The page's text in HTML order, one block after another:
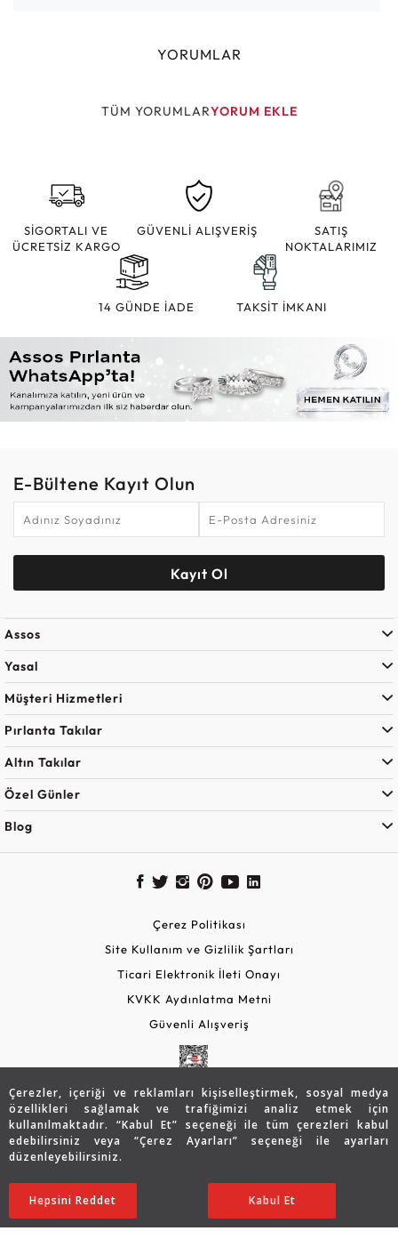
Çerezler, içeriği ve reklamları kişiselleştirmek, sosyal medya
özellikleri sağlamak ve trafiğimizi analiz etmek için
kullanılmaktadır. “Kabul Et” seçeneği ile tüm çerezleri kabul
edebilirsiniz veya “Çerez Ayarları” seçeneği ile ayarları
düzenleyebilirsiniz.
Ayarları Düzenle
Hepsini Reddet Kabul Et
27.213 TL
21.743TL SATIN ALIN
YORUMLAR
TÜM YORUMLARYORUM EKLE
SİGORTALI VE
ÜCRETSİZ KARGO
GÜVENLİ ALIŞVERİŞ
SATIŞ
NOKTALARIMIZ
14 GÜNDE İADE TAKSİT İMKANI
E-Bültene Kayıt Olun
Kayıt Ol
Assos
Yasal
Müşteri Hizmetleri
Pırlanta Takılar
Altın Takılar
Özel Günler
Blog
Çerez Politikası
Site Kullanım ve Gizlilik Şartları
Ticari Elektronik İleti Onayı
KVKK Aydınlatma Metni
Güvenli Alışveriş
Copyright © 2026 Assos Pırlanta - Bu sitenin tüm hakları